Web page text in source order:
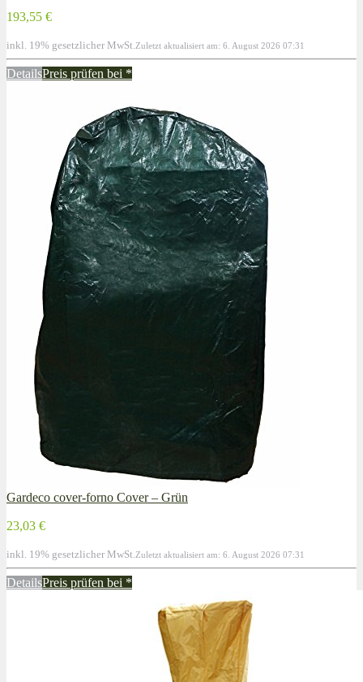
193,55 €
inkl. 19% gesetzlicher MwSt. Zuletzt aktualisiert am: 6. August 2026 07:31
DetailsPreis prüfen bei *
Gardeco cover-forno Cover – Grün
23,03 €
inkl. 19% gesetzlicher MwSt. Zuletzt aktualisiert am: 6. August 2026 07:31
DetailsPreis prüfen bei *